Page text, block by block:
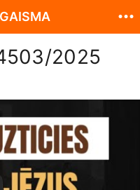
2025